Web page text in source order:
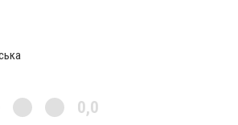
0,0